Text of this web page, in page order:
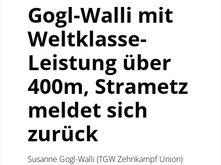
Gogl-Walli mit
Weltklasse-
Leistung über
400m, Strametz
meldet sich
zurück
Susanne Gogl-Walli (TGW Zehnkampf Union)